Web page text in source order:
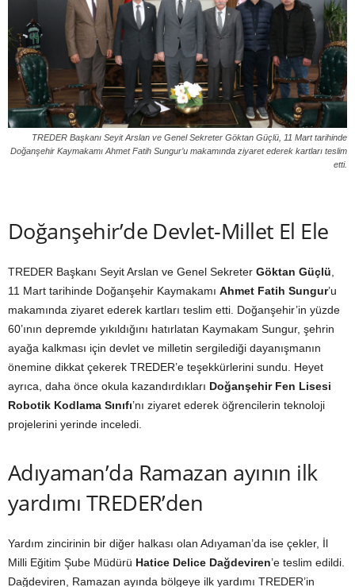
TREDER Başkanı Seyit Arslan ve Genel Sekreter Göktan Güçlü, 11 Mart tarihinde
Doğanşehir Kaymakamı Ahmet Fatih Sungur’u makamında ziyaret ederek kartları teslim
etti.
Doğanşehir’de Devlet-Millet El Ele
TREDER Başkanı Seyit Arslan ve Genel Sekreter Göktan Güçlü
11 Mart tarihinde Doğanşehir Kaymakamı Ahmet Fatih Sungur’u
makamında ziyaret ederek kartları teslim etti. Doğanşehir’in yüzde
60’ının depremde yıkıldığını hatırlatan Kaymakam Sungur, şehrin
ayağa kalkması için devlet ve milletin sergilediği dayanışmanın
önemine dikkat çekerek TREDER’e teşekkürlerini sundu. Heyet
ayrıca, daha önce okula kazandırdıkları Doğanşehir Fen Lisesi
Robotik Kodlama Sınıfı’nı ziyaret ederek öğrencilerin teknoloji
projelerini yerinde inceledi.
Adıyaman’da Ramazan ayının ilk
yardımı TREDER’den
Yardım zincirinin bir diğer halkası olan Adıyaman’da ise çekler, İl
Milli Eğitim Şube Müdürü Hatice Delice Dağdeviren’e teslim edildi.
Dağdeviren, Ramazan ayında bölgeye ilk yardımı TREDER’in